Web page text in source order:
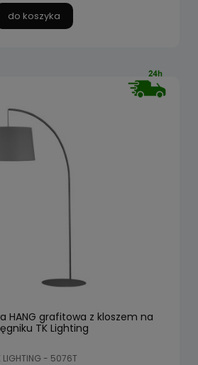
do koszyka
HANG grafitowa z kloszem na
TK Lighting
LIGHTING - 5076T